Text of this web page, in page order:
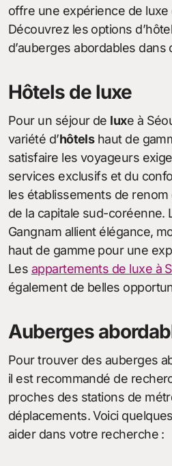
offre une expérience de
Découvrez les options
d’auberges abordables
Hôtels de luxe
Pour un séjour de luxe à
variété d’hôtelshaut de
satisfaire les voyageurs
services exclusifs et du
les établissements de
de la capitale sud-coréenne.
Gangnam allient élégance,
haut de gamme pour une
Les appartements de luxe à
également de belles
Auberges
Pour trouver des auberges
il est recommandé de
proches des stations de
déplacements. Voici
aider dans votre recherche :